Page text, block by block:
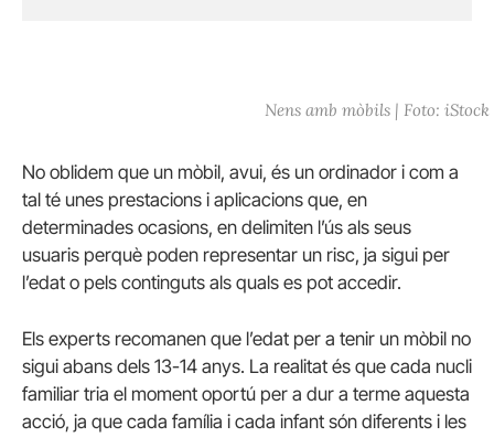
Nens amb mòbils | Foto: iStock
No oblidem que un mòbil, avui, és un ordinador i com a
tal té unes prestacions i aplicacions que, en
determinades ocasions, en delimiten l’ús als seus
usuaris perquè poden representar un risc, ja sigui per
l’edat o pels continguts als quals es pot accedir.
Els experts recomanen que l’edat per a tenir un mòbil no
sigui abans dels 13-14 anys. La realitat és que cada nucli
familiar tria el moment oportú per a dur a terme aquesta
acció, ja que cada família i cada infant són diferents i les